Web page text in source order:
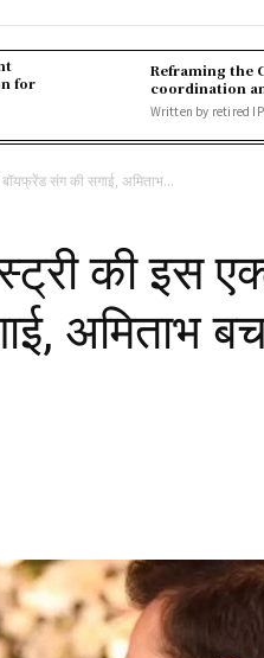
for
Reframing the
coordination
Written by retired
संग की सगाई, अमिताभ...
की इस
अमिताभ